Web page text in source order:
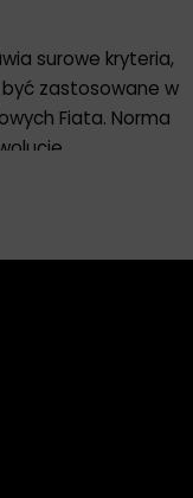
surowe kryteria,
być zastosowane w
Fiata. Norma
i chemii
ochronę przed
takimi jak zużycie,
chroniąc